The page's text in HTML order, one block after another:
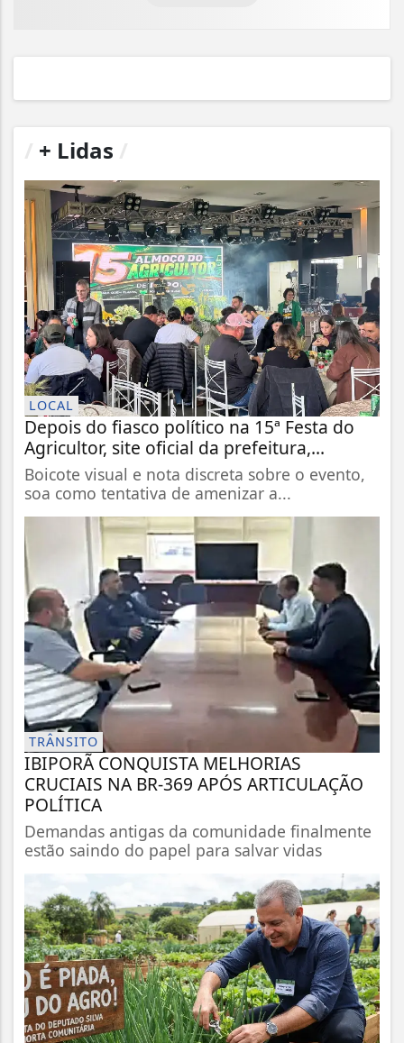
+ Lidas
LOCAL
Depois do fiasco político na 15ª Festa do
Agricultor, site oficial da prefeitura,...
Boicote visual e nota discreta sobre o evento,
soa como tentativa de amenizar a...
TRÂNSITO
IBIPORÃ CONQUISTA MELHORIAS
CRUCIAIS NA BR-369 APÓS ARTICULAÇÃO
POLÍTICA
Demandas antigas da comunidade finalmente
estão saindo do papel para salvar vidas